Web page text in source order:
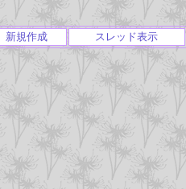
新規作成 スレッド表示